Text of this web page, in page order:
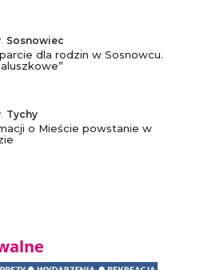
, Sosnowiec
dla rodzin w Sosnowcu.
, Tychy
o Mieście powstanie w